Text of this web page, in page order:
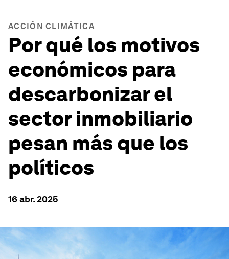
ACCIÓN CLIMÁTICA
Por qué los motivos
económicos para
descarbonizar el
sector inmobiliario
pesan más que los
políticos
16 abr. 2025